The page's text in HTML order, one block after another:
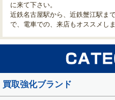
に来て下さい。
近鉄名古屋駅から、近鉄蟹江駅ま
で、電車での、来店もオススメしま
買取強化ブランド